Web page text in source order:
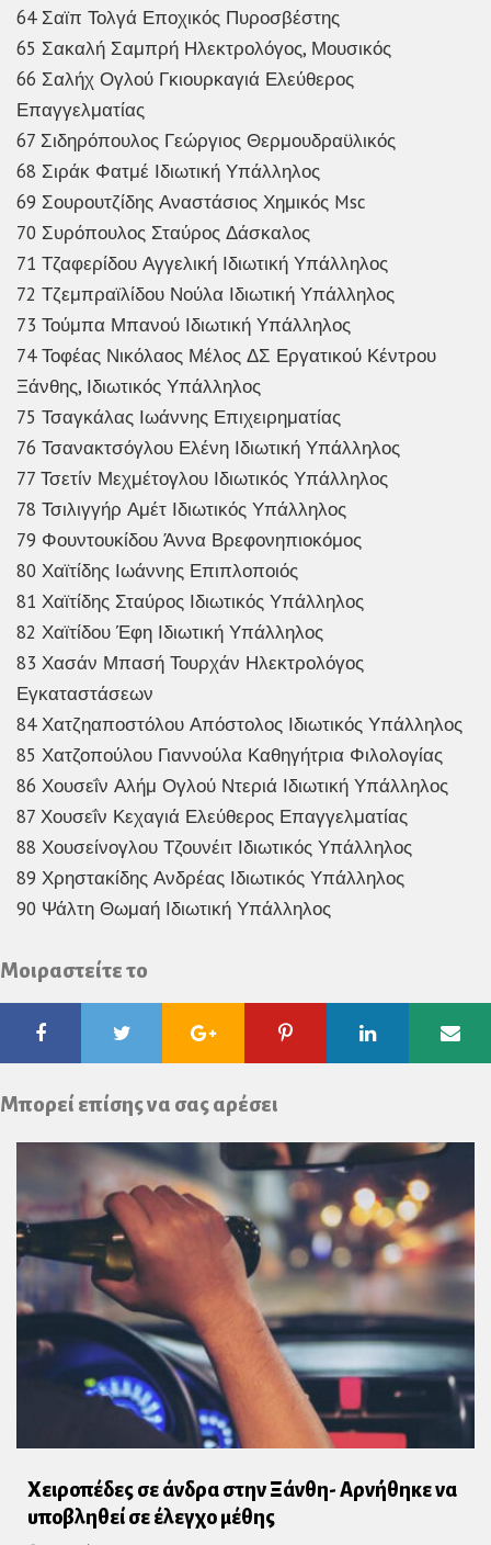
64 Σαϊπ Τολγά Εποχικός Πυροσβέστης
65 Σακαλή Σαμπρή Ηλεκτρολόγος, Μουσικός
66 Σαλήχ Ογλού Γκιουρκαγιά Ελεύθερος
Επαγγελματίας
67 Σιδηρόπουλος Γεώργιος Θερμουδραϋλικός
68 Σιράκ Φατμέ Ιδιωτική Υπάλληλος
69 Σουρουτζίδης Αναστάσιος Χημικός Msc
70 Συρόπουλος Σταύρος Δάσκαλος
71 Τζαφερίδου Αγγελική Ιδιωτική Υπάλληλος
72 Τζεμπραϊλίδου Νούλα Ιδιωτική Υπάλληλος
73 Τούμπα Μπανού Ιδιωτική Υπάλληλος
74 Τοφέας Νικόλαος Μέλος ΔΣ Εργατικού Κέντρου
Ξάνθης, Ιδιωτικός Υπάλληλος
75 Τσαγκάλας Ιωάννης Επιχειρηματίας
76 Τσανακτσόγλου Ελένη Ιδιωτική Υπάλληλος
77 Τσετίν Μεχμέτογλου Ιδιωτικός Υπάλληλος
78 Τσιλιγγήρ Αμέτ Ιδιωτικός Υπάλληλος
79 Φουντουκίδου Άννα Βρεφονηπιοκόμος
80 Χαϊτίδης Ιωάννης Επιπλοποιός
81 Χαϊτίδης Σταύρος Ιδιωτικός Υπάλληλος
82 Χαϊτίδου Έφη Ιδιωτική Υπάλληλος
83 Χασάν Μπασή Τουρχάν Ηλεκτρολόγος
Εγκαταστάσεων
84 Χατζηαποστόλου Απόστολος Ιδιωτικός Υπάλληλος
85 Χατζοπούλου Γιαννούλα Καθηγήτρια Φιλολογίας
86 Χουσεΐν Αλήμ Ογλού Ντεριά Ιδιωτική Υπάλληλος
87 Χουσεΐν Κεχαγιά Ελεύθερος Επαγγελματίας
88 Χουσείνογλου Τζουνέιτ Ιδιωτικός Υπάλληλος
89 Χρηστακίδης Ανδρέας Ιδιωτικός Υπάλληλος
90 Ψάλτη Θωμαή Ιδιωτική Υπάλληλος
Μοιραστείτε το
FacebookTwitter Google
Plus
Pinterest Linkedin
Μπορεί επίσης να σας αρέσει
Χειροπέδες σε άνδρα στην Ξάνθη- Αρνήθηκε να
υποβληθεί σε έλεγχο μέθης